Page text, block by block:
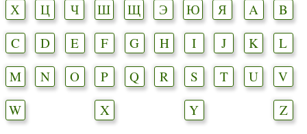
Х
Ц Ч Ш Щ Э Ю Я A
B
C
D E F G H I J K
L
M
N O P Q R S T U
V
W
X Y Z